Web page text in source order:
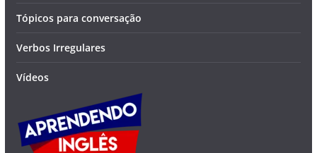
Tópicos para conversação
Verbos Irregulares
Vídeos